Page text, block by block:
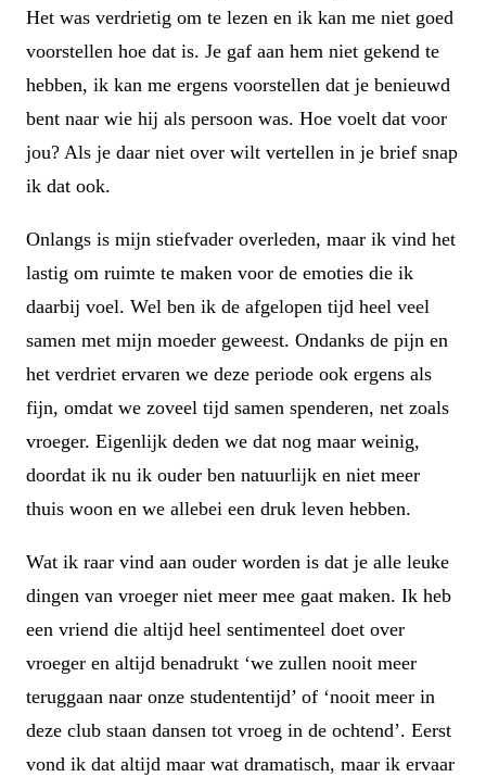
Het was verdrietig om te lezen en ik kan me niet goed
voorstellen hoe dat is. Je gaf aan hem niet gekend te
hebben, ik kan me ergens voorstellen dat je benieuwd
bent naar wie hij als persoon was. Hoe voelt dat voor
jou? Als je daar niet over wilt vertellen in je brief snap
ik dat ook.
Onlangs is mijn stiefvader overleden, maar ik vind het
lastig om ruimte te maken voor de emoties die ik
daarbij voel. Wel ben ik de afgelopen tijd heel veel
samen met mijn moeder geweest. Ondanks de pijn en
het verdriet ervaren we deze periode ook ergens als
fijn, omdat we zoveel tijd samen spenderen, net zoals
vroeger. Eigenlijk deden we dat nog maar weinig,
doordat ik nu ik ouder ben natuurlijk en niet meer
thuis woon en we allebei een druk leven hebben.
Wat ik raar vind aan ouder worden is dat je alle leuke
dingen van vroeger niet meer mee gaat maken. Ik heb
een vriend die altijd heel sentimenteel doet over
vroeger en altijd benadrukt ‘we zullen nooit meer
teruggaan naar onze studententijd’ of ‘nooit meer in
deze club staan dansen tot vroeg in de ochtend’. Eerst
vond ik dat altijd maar wat dramatisch, maar ik ervaar